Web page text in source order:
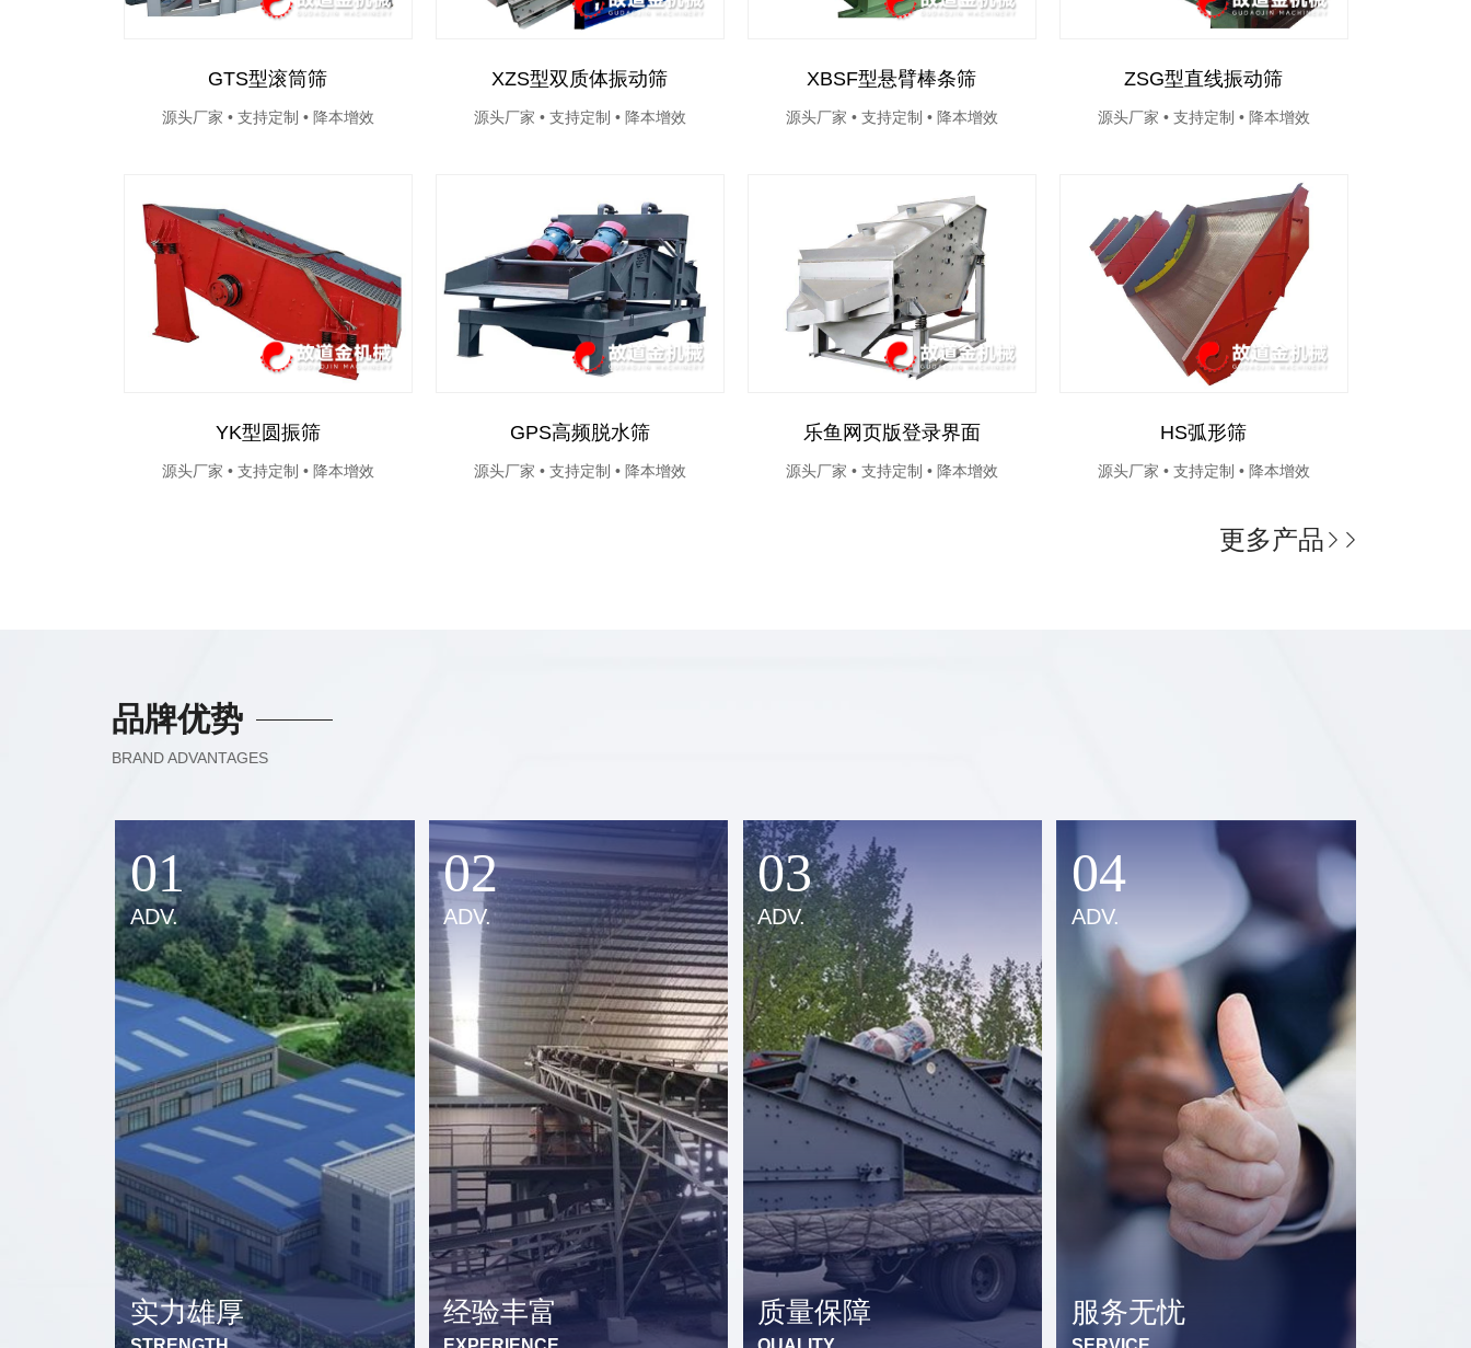
GTS型滚筒筛
源头厂家 • 支持定制 • 降本增效
XZS型双质体振动筛
源头厂家 • 支持定制 • 降本增效
XBSF型悬臂棒条筛
源头厂家 • 支持定制 • 降本增效
ZSG型直线振动筛
源头厂家 • 支持定制 • 降本增效
YK型圆振筛
源头厂家 • 支持定制 • 降本增效
GPS高频脱水筛
源头厂家 • 支持定制 • 降本增效
乐鱼网页版登录界面
源头厂家 • 支持定制 • 降本增效
HS弧形筛
源头厂家 • 支持定制 • 降本增效
更多产品
品牌优势
BRAND ADVANTAGES
01
ADV.
实力雄厚
02
ADV.
经验丰富
03
ADV.
质量保障
04
ADV.
服务无忧